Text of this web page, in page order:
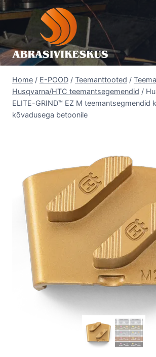
Skip
to
content
Home / E-POOD / Teemanttooted /
Husqvarna/HTC teemantsegemendid /
ELITE-GRIND™ EZ M teemantsegmendid
kõvadusega betoonile